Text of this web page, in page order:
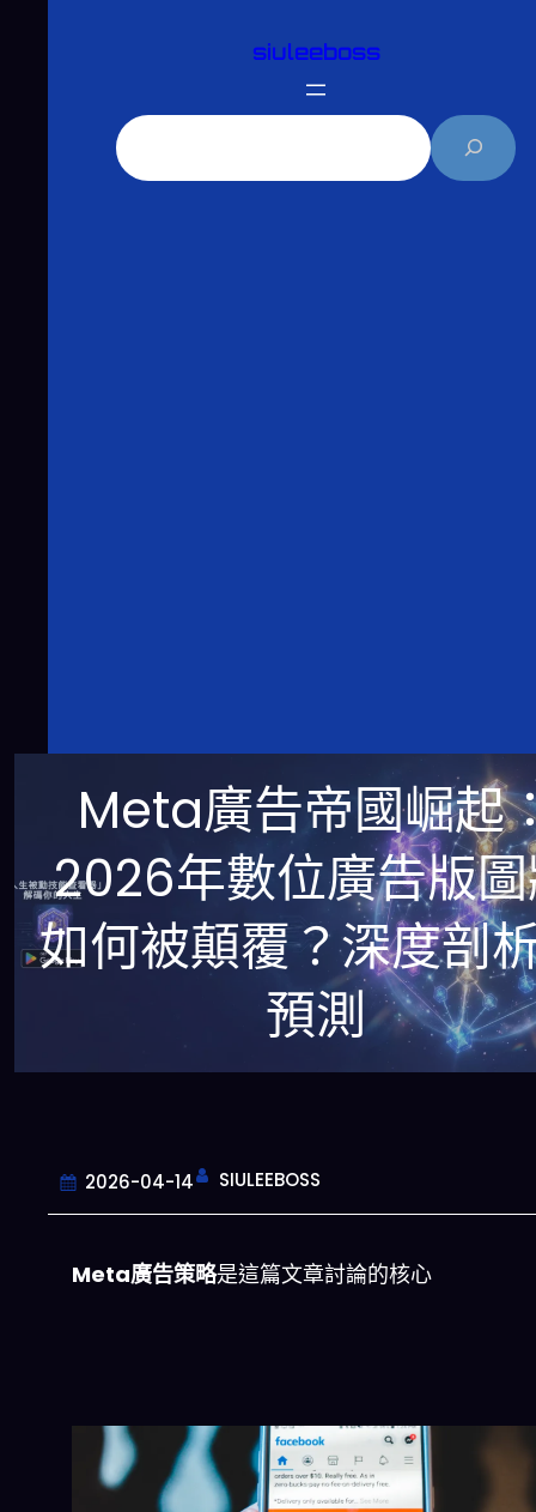
siuleeboss
Meta廣告帝國崛起
2026年數位廣告版
如何被顛覆？深度剖
預測
2026-04-14 SIULEEBOSS
Meta廣告策略是這篇文章討論的核心